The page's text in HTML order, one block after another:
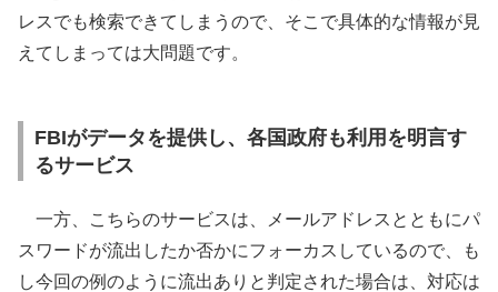
レスでも検索できてしまうので、そこで具体的な情報が見
えてしまっては大問題です。
FBIがデータを提供し、各国政府も利用を明言す
るサービス
一方、こちらのサービスは、メールアドレスとともにパ
スワードが流出したか否かにフォーカスしているので、も
し今回の例のように流出ありと判定された場合は、対応は